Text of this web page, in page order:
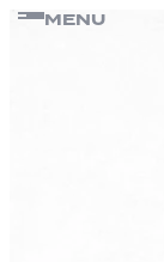
Passer
MENU
Panneau de